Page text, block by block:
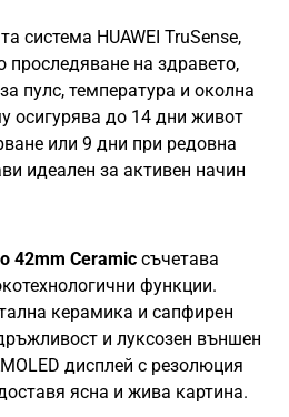
система HUAWEI TruSense,
проследяване на здравето,
пулс, температура и околна
осигурява до 14 дни живот
или 9 дни при редовна
идеален за активен начин
42mm Ceramic съчетава
функции.
керамика и сапфирен
и луксозен външен
дисплей с резолюция
ясна и жива картина.